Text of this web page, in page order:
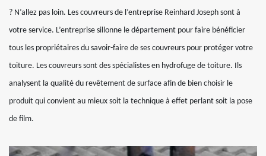
? N’allez pas loin. Les couvreurs de l’entreprise Reinhard Joseph sont à
votre service. L’entreprise sillonne le département pour faire bénéficier
tous les propriétaires du savoir-faire de ses couvreurs pour protéger votre
toiture. Les couvreurs sont des spécialistes en hydrofuge de toiture. Ils
analysent la qualité du revêtement de surface afin de bien choisir le
produit qui convient au mieux soit la technique à effet perlant soit la pose
de film.